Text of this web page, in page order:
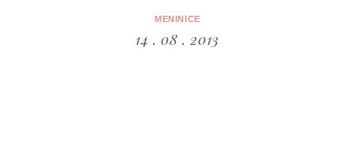
MENINICE
14 . 08 . 2013